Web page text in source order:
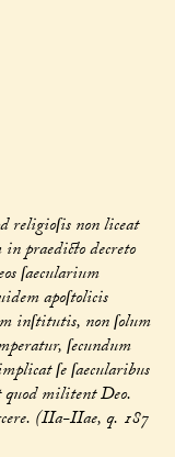
religioſis non liceat
praedicto decreto
ſaecularium
apoſtolicis
inſtitutis, non ſolum
ſecundum
ſe ſaecularibus
quod militent Deo.
(IIa-IIae, q. 187